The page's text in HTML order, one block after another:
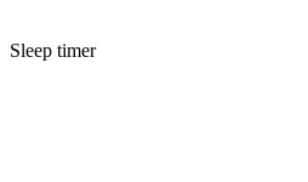
Sleep timer